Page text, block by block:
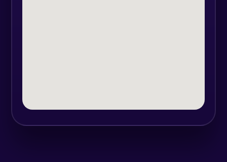
și e-mail-ul sunt scrise corect, pe
aceste 2 canale de comunicare veți